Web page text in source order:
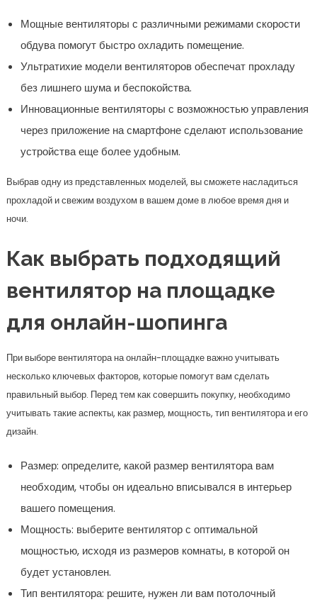
Мощные вентиляторы с различными режимами скорости
обдува помогут быстро охладить помещение.
Ультратихие модели вентиляторов обеспечат прохладу
без лишнего шума и беспокойства.
Инновационные вентиляторы с возможностью управления
через приложение на смартфоне сделают использование
устройства еще более удобным.
Выбрав одну из представленных моделей, вы сможете насладиться
прохладой и свежим воздухом в вашем доме в любое время дня и
ночи.
Как выбрать подходящий
вентилятор на площадке
для онлайн-шопинга
При выборе вентилятора на онлайн-площадке важно учитывать
несколько ключевых факторов, которые помогут вам сделать
правильный выбор. Перед тем как совершить покупку, необходимо
учитывать такие аспекты, как размер, мощность, тип вентилятора и его
дизайн.
Размер: определите, какой размер вентилятора вам
необходим, чтобы он идеально вписывался в интерьер
вашего помещения.
Мощность: выберите вентилятор с оптимальной
мощностью, исходя из размеров комнаты, в которой он
будет установлен.
Тип вентилятора: решите, нужен ли вам потолочный